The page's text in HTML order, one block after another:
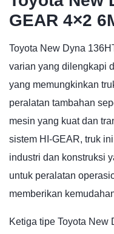
GEAR 4×2
Toyota New Dyna
varian yang dilengkapi
yang memungkinkan
peralatan tambahan
mesin yang kuat dan
sistem HI-GEAR, truk
industri dan konstruksi
untuk peralatan
memberikan
Ketiga tipe Toyota New